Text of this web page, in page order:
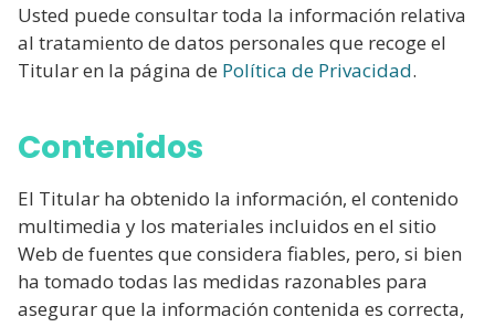
Usted puede consultar toda la información relativa
al tratamiento de datos personales que recoge el
Titular en la página de Política de Privacidad.
Contenidos
El Titular ha obtenido la información, el contenido
multimedia y los materiales incluidos en el sitio
Web de fuentes que considera fiables, pero, si bien
ha tomado todas las medidas razonables para
asegurar que la información contenida es correcta,